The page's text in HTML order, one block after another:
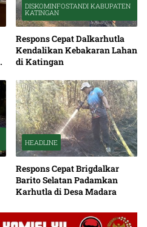
DISKOMINFOSTANDI KABUPATEN
KATINGAN
Respons Cepat Dalkarhutla
Kendalikan Kebakaran Lahan
di Katingan
HEADLINE
Respons Cepat Brigdalkar
Barito Selatan Padamkan
Karhutla di Desa Madara